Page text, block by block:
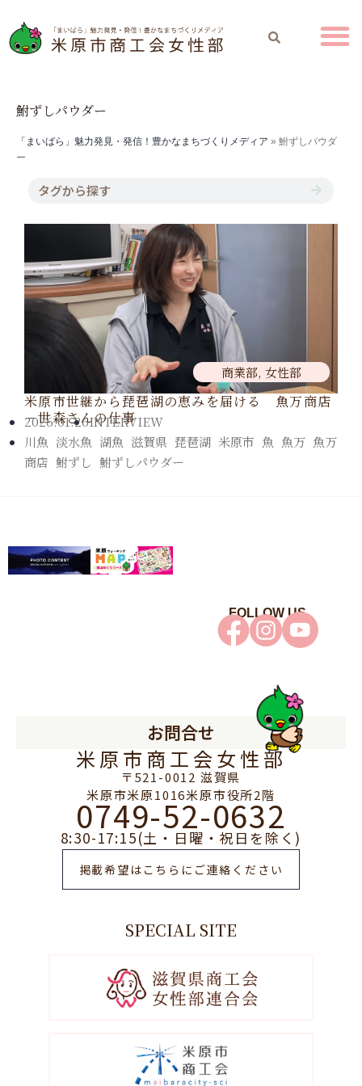
鮒ずしパウダー
「まいばら」魅力発見・発信！豊かなまちづくりメディア » 鮒ずしパウダ
ー
商業部, 女性部
米原市世継から琵琶湖の恵みを届ける 魚万商店
－世森さんの仕事
2026.01.26INTERVIEW
川魚 淡水魚 湖魚 滋賀県 琵琶湖 米原市 魚 魚万 魚万
商店 鮒ずし 鮒ずしパウダー
FOLLOW US
お問合せ
米原市商工会女性部
〒521-0012 滋賀県
米原市米原1016米原市役所2階
0749-52-0632
8:30-17:15(土・日曜・祝日を除く)
掲載希望はこちらにご連絡ください
SPECIAL SITE